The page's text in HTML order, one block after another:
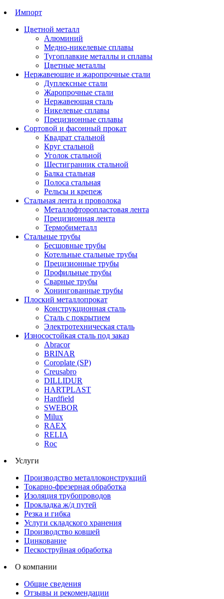
Импорт
Цветной металл
Алюминий
Медно-никелевые сплавы
Тугоплавкие металлы и сплавы
Цветные металлы
Нержавеющие и жаропрочные стали
Дуплексные стали
Жаропрочные стали
Нержавеющая сталь
Никелевые сплавы
Прецизионные сплавы
Сортовой и фасонный прокат
Квадрат стальной
Круг стальной
Уголок стальной
Шестигранник стальной
Балка стальная
Полоса стальная
Рельсы и крепеж
Стальная лента и проволока
Металлофторопластовая лента
Прецизионная лента
Термобиметалл
Стальные трубы
Бесшовные трубы
Котельные стальные трубы
Прецизионные трубы
Профильные трубы
Сварные трубы
Хонингованные трубы
Плоский металлопрокат
Конструкционная сталь
Сталь с покрытием
Электротехническая сталь
Износостойкая сталь под заказ
Abracor
BRINAR
Coroplate (SP)
Creusabro
DILLIDUR
HARTPLAST
Hardfield
SWEBOR
Milux
RAEX
RELIA
Roc
Услуги
Производство металлоконструкций
Токарно-фрезерная обработка
Изоляция трубопроводов
Прокладка ж/д путей
Резка и гибка
Услуги складского хранения
Производство ковшей
Цинкование
Пескоструйная обработка
О компании
Общие сведения
Отзывы и рекомендации